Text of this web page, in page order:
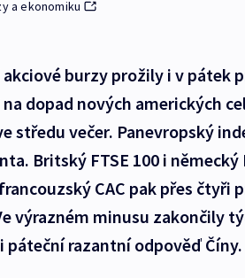
a ekonomiku
akciové burzy prožily i v pátek
dopad nových amerických
středu večer. Panevropský
Britský FTSE 100 i
CAC pak přes čtyři
výrazném minusu zakončily
páteční razantní odpověď Číny.